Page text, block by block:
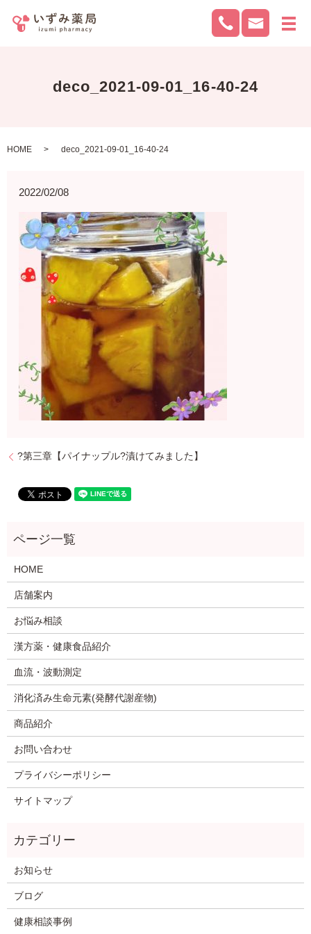
メ
deco_2021-09-01_16-40-24
HOME deco_2021-09-01_16-40-24
2022/02/08
?第三章【パイナップル?漬けてみました】
HOME
店舗案内
お悩み相談
漢方薬・健康食品紹介
血流・波動測定
消化済み生命元素(発酵代謝産物)
商品紹介
お問い合わせ
プライバシーポリシー
サイトマップ
お知らせ
ブログ
健康相談事例